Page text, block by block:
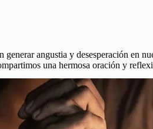
generar angustia y desesperación en
una hermosa oración y